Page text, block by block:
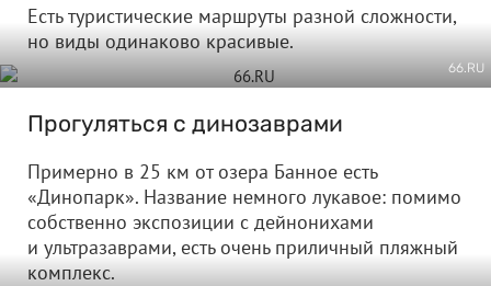
Есть туристические маршруты разной сложности,
но виды одинаково красивые.
66.RU
Прогуляться с динозаврами
Примерно в 25 км от озера Банное есть
«Динопарк». Название немного лукавое: помимо
собственно экспозиции с дейнонихами
и ультразаврами, есть очень приличный пляжный
комплекс.